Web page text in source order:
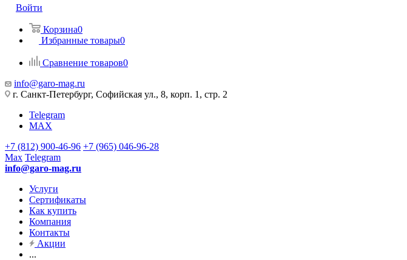
Войти
Корзина0
Избранные товары0
Сравнение товаров0
info@garo-mag.ru
г. Санкт-Петербург, Софийская ул., 8, корп. 1, стр. 2
Telegram
MAX
+7 (812) 900-46-96 +7 (965) 046-96-28
Max Telegram
info@garo-mag.ru
Услуги
Сертификаты
Как купить
Компания
Контакты
Акции
...